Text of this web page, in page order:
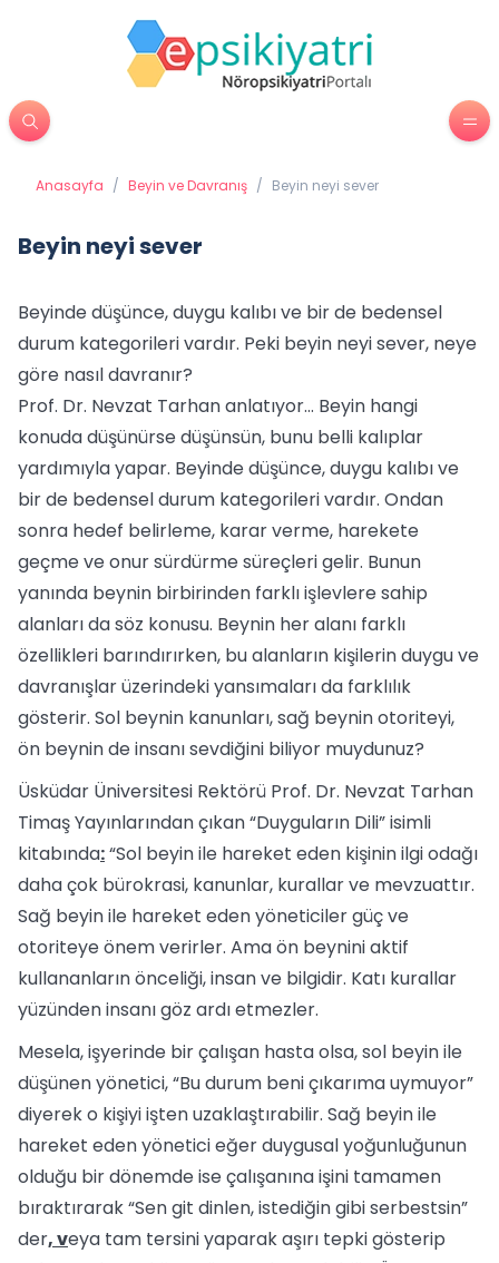
Anasayfa / Beyin ve Davranış / Beyin neyi sever
Beyin neyi sever
Beyinde düşünce, duygu kalıbı ve bir de bedensel
durum kategorileri vardır. Peki beyin neyi sever, neye
göre nasıl davranır?
Prof. Dr. Nevzat Tarhan anlatıyor… Beyin hangi
konuda düşünürse düşünsün, bunu belli kalıplar
yardımıyla yapar. Beyinde düşünce, duygu kalıbı ve
bir de bedensel durum kategorileri vardır. Ondan
sonra hedef belirleme, karar verme, harekete
geçme ve onur sürdürme süreçleri gelir. Bunun
yanında beynin birbirinden farklı işlevlere sahip
alanları da söz konusu. Beynin her alanı farklı
özellikleri barındırırken, bu alanların kişilerin duygu ve
davranışlar üzerindeki yansımaları da farklılık
gösterir. Sol beynin kanunları, sağ beynin otoriteyi,
ön beynin de insanı sevdiğini biliyor muydunuz?
Üsküdar Üniversitesi Rektörü Prof. Dr. Nevzat Tarhan
Timaş Yayınlarından çıkan “Duyguların Dili” isimli
kitabında:“Sol beyin ile hareket eden kişinin ilgi odağı
daha çok bürokrasi, kanunlar, kurallar ve mevzuattır.
Sağ beyin ile hareket eden yöneticiler güç ve
otoriteye önem verirler. Ama ön beynini aktif
kullananların önceliği, insan ve bilgidir. Katı kurallar
yüzünden insanı göz ardı etmezler.
Mesela, işyerinde bir çalışan hasta olsa, sol beyin ile
düşünen yönetici, “Bu durum beni çıkarıma uymuyor”
diyerek o kişiyi işten uzaklaştırabilir. Sağ beyin ile
hareket eden yönetici eğer duygusal yoğunluğunun
olduğu bir dönemde ise çalışanına işini tamamen
bıraktırarak “Sen git dinlen, istediğin gibi serbestsin”
der, veya tam tersini yaparak aşırı tepki gösterip